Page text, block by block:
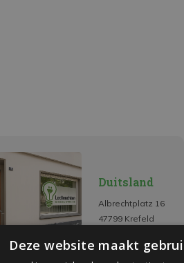
Duitsland
Albrechtplatz 16
47799 Krefeld
Deze website maakt